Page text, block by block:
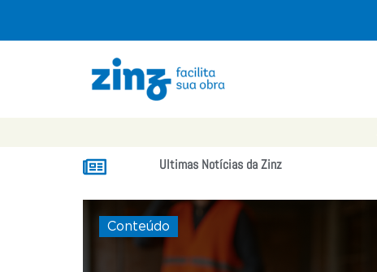
Ultimas Notícias da Zinz
Conteúdo